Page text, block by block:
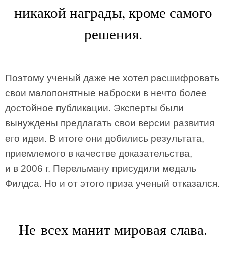
никакой награды, кроме самого
решения.
Поэтому ученый даже не хотел расшифровать
свои малопонятные наброски в нечто более
достойное публикации. Эксперты были
вынуждены предлагать свои версии развития
его идеи. В итоге они добились результата,
приемлемого в качестве доказательства,
и в 2006 г. Перельману присудили медаль
Филдса. Но и от этого приза ученый отказался.
Не всех манит мировая слава.